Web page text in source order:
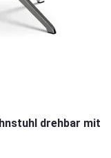
drehbar mit